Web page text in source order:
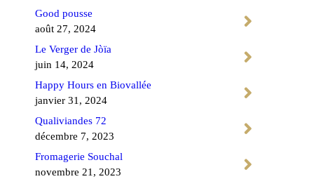
Good pousse
août 27, 2024
Le Verger de Jòïa
juin 14, 2024
Happy Hours en Biovallée
janvier 31, 2024
Qualiviandes 72
décembre 7, 2023
Fromagerie Souchal
novembre 21, 2023